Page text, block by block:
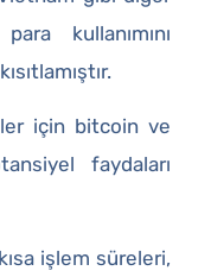
kullanımını
için bitcoin ve
faydaları
işlem süreleri,